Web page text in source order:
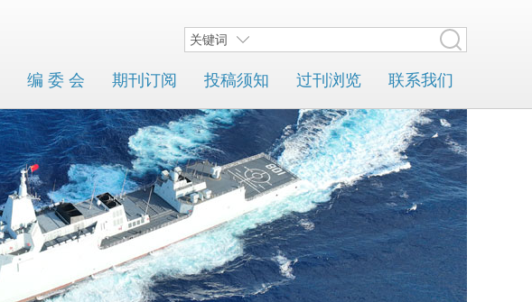
编 委 会 期刊订阅 投稿须知 过刊浏览 联系我们
关键词